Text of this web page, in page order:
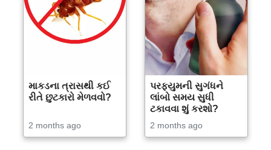
માકડના ત્રાસથી કઈ
રીતે છુટકારો મેળવવો?
2 months ago
પરફ્યુમની સુગંધને
લાંબો સમય સુધી
ટકાવવા શું કરશો?
2 months ago